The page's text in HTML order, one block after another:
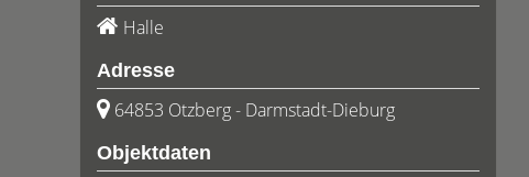
Halle
Adresse
64853 Otzberg - Darmstadt-Dieburg
Objektdaten